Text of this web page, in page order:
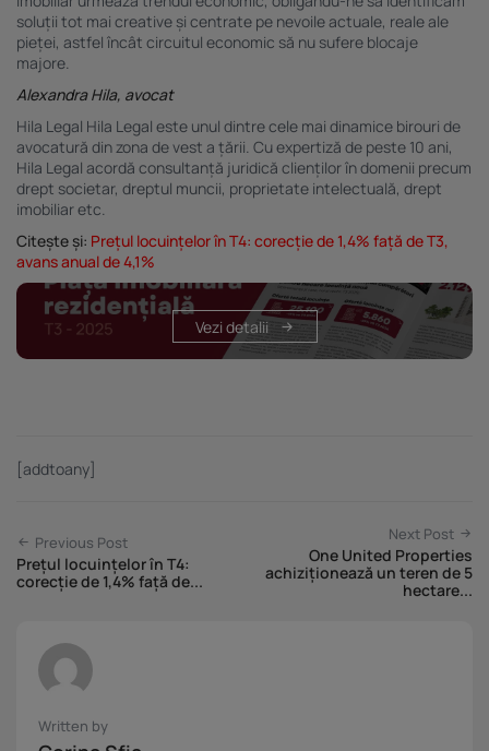
soluții tot mai creative și centrate pe nevoile actuale, reale ale
pieței, astfel încât circuitul economic să nu sufere blocaje
majore.
Alexandra Hila, avocat
Hila Legal Hila Legal este unul dintre cele mai dinamice birouri de
avocatură din zona de vest a țării. Cu expertiză de peste 10 ani,
Hila Legal acordă consultanță juridică clienților în domenii precum
drept societar, dreptul muncii, proprietate intelectuală, drept
imobiliar etc.
Citește și: Prețul locuințelor în T4: corecție de 1,4% față de T3,
avans anual de 4,1%
Vezi detalii
[addtoany]
Previous Post
Prețul locuințelor în T4:
corecție de 1,4% față de...
Next Post
One United Properties
achiziționează un teren de 5
hectare...
Written by